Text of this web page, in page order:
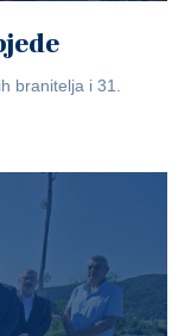
branitelja i 31.